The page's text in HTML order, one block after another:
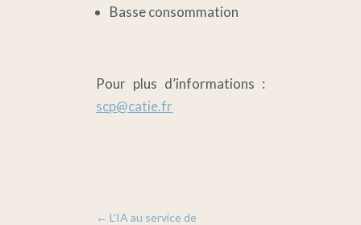
Basse consommation
Pour plus d’informations :
scp@catie.fr
←L'IA au service de